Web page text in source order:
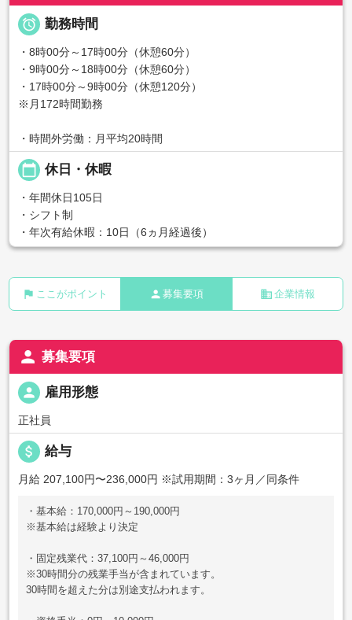
 勤務時間
・8時00分～17時00分（休憩60分）
・9時00分～18時00分（休憩60分）
・17時00分～9時00分（休憩120分）
※月172時間勤務
・時間外労働：月平均20時間
calendar_today 休日・休暇
・年間休日105日
・シフト制
・年次有給休暇：10日（6ヵ月経過後）
flag ここがポイント person 募集要項 business 企業情報
person 募集要項
person 雇用形態
正社員
attach_money 給与
月給 207,100円〜236,000円 ※試用期間：3ヶ月／同条件
・基本給：170,000円～190,000円
※基本給は経験より決定
・固定残業代：37,100円～46,000円
※30時間分の残業手当が含まれています。
30時間を超えた分は別途支払われます。